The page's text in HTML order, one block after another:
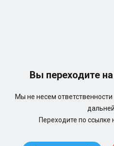
Вы переходите
Мы не несем ответственности
Переходите по ссылке